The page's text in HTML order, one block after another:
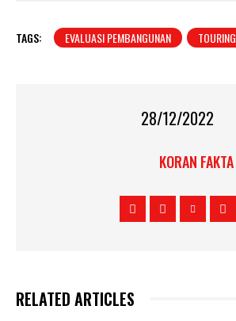
TAGS: EVALUASI PEMBANGUNAN TOURING
28/12/2022
KORAN FAKTA
RELATED ARTICLES